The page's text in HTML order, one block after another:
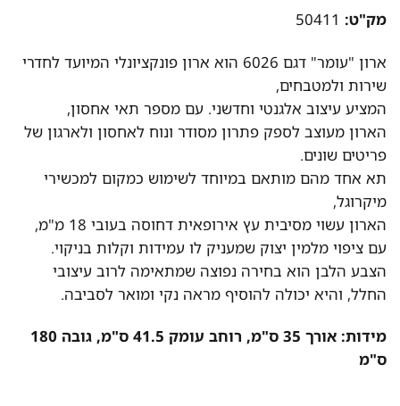
מק"ט:50411
ארון "עומר" דגם 6026 הוא ארון פונקציונלי המיועד לחדרי
שירות ולמטבחים,
המציע עיצוב אלגנטי וחדשני. עם מספר תאי אחסון,
הארון מעוצב לספק פתרון מסודר ונוח לאחסון ולארגון של
פריטים שונים.
תא אחד מהם מותאם במיוחד לשימוש כמקום למכשירי
מיקרוגל,
הארון עשוי מסיבית עץ אירופאית דחוסה בעובי 18 מ"מ,
עם ציפוי מלמין יצוק שמעניק לו עמידות וקלות בניקוי.
הצבע הלבן הוא בחירה נפוצה שמתאימה לרוב עיצובי
החלל, והיא יכולה להוסיף מראה נקי ומואר לסביבה.
מידות: אורך 35 ס"מ, רוחב עומק 41.5 ס"מ, גובה 180
ס"מ